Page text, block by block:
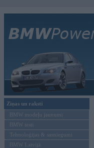
Ziņas un raksti
BMW modeļu jaunumi
BMW testi
Tehnoloģijas & sasniegumi
BMW Latvijā